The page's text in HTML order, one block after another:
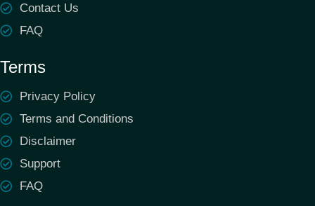
Contact Us
FAQ
Terms
Privacy Policy
Terms and Conditions
Disclaimer
Support
FAQ